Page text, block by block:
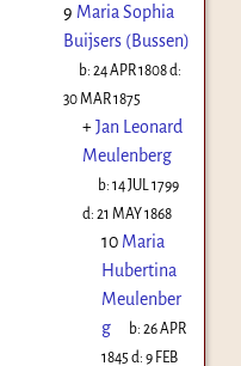
9 Maria Sophia
Buijsers (Bussen)
b:24 APR 1808d:
30 MAR 1875
+Jan Leonard
Meulenberg
b:14 JUL 1799
d: 21 MAY 1868
10 Maria
Hubertina
Meulenber
g
b:26 APR
1845 d: 9 FEB